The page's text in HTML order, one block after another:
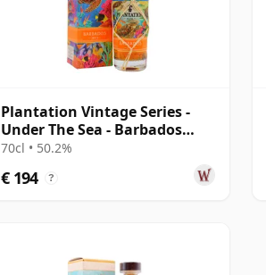
Plantation Vintage Series -
Under The Sea - Barbados
2013 9 jaar oud Rum
70cl • 50.2%
€ 194 ?